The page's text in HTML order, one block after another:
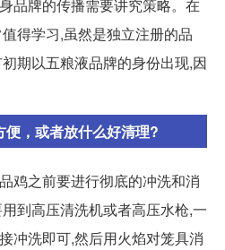
品牌的传播需要讲究策略。在
得学习,虽然是独立注册的品
期以五粮液品牌的身份出现,因
，或者放什么好清理?
鸡之前要进行彻底的冲洗和消
到高压清洗机或者高压水枪,一
冲洗即可,然后用火焰对笼具消